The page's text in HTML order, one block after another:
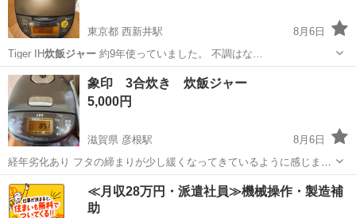
東京都 西新井駅
8月6日
Tiger IH炊飯ジャー 約9年使っていました。 不調はな…
東京 足立区 西新井駅 キッチン家電
象印 3合炊き 炊飯ジャー
5,000円
滋賀県 彦根駅
8月6日
経年劣化あり フタの締まりが少し緩くなってきているように感じます
が、現在のところ使用に支障はございません。 6年前購入 保証なし 取
説冊子あり お渡しは8月22〜25日
滋賀 彦根市 彦根駅 キッチン家電
≪月収28万円・派遣社員≫機械操作・製造補
助